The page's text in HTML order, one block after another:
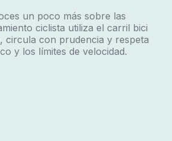
un poco más sobre las
ciclista utiliza el carril bici
circula con prudencia y respeta
y los límites de velocidad.